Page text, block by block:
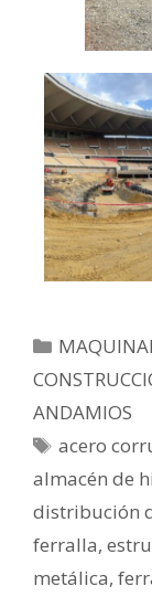
ANDAMIOS
acero
almacén de
distribución
ferralla,
metálica,